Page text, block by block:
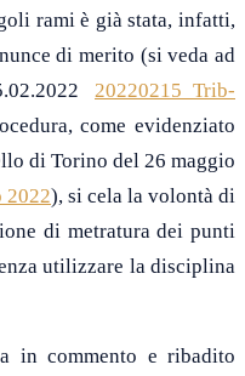
rami è già stata, infatti,
di merito (si veda ad
20220215_Trib-
come evidenziato
di Torino del 26 maggio
2022), si cela la volontà di
di metratura dei punti
utilizzare la disciplina
in commento e ribadito